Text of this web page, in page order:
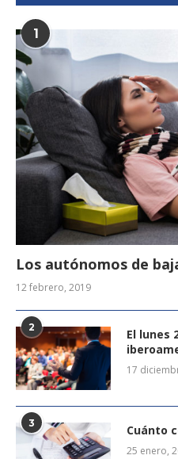
1
Los autónomos de
12 febrero, 2019
2
El lunes
17
3 Cuánto
25 enero,